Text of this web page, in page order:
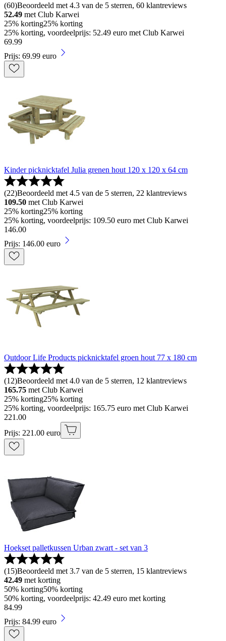
(60)Beoordeeld met 4.3 van de 5 sterren, 60 klantreviews
52.49 met Club Karwei
25% korting25% korting
25% korting, voordeelprijs: 52.49 euro met Club Karwei
69.99
Prijs: 69.99 euro
Kinder picknicktafel Julia grenen hout 120 x 120 x 64 cm
(22)Beoordeeld met 4.5 van de 5 sterren, 22 klantreviews
109.50 met Club Karwei
25% korting25% korting
25% korting, voordeelprijs: 109.50 euro met Club Karwei
146.00
Prijs: 146.00 euro
Outdoor Life Products picknicktafel groen hout 77 x 180 cm
(12)Beoordeeld met 4.0 van de 5 sterren, 12 klantreviews
165.75 met Club Karwei
25% korting25% korting
25% korting, voordeelprijs: 165.75 euro met Club Karwei
221 .00
Prijs: 221.00 euro
Hoekset palletkussen Urban zwart - set van 3
(15)Beoordeeld met 3.7 van de 5 sterren, 15 klantreviews
42.49 met korting
50% korting50% korting
50% korting, voordeelprijs: 42.49 euro met korting
84.99
Prijs: 84.99 euro